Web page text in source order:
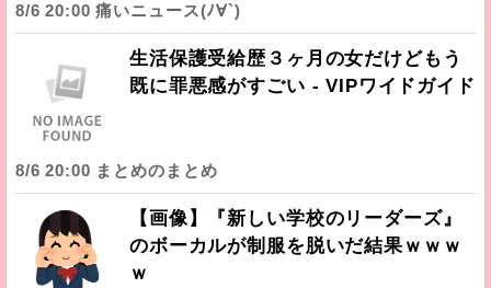
8/6 20:00 痛いニュース(ﾉ∀`)
生活保護受給歴３ヶ月の女だけどもう
既に罪悪感がすごい - VIPワイドガイド
8/6 20:00 まとめのまとめ
【画像】『新しい学校のリーダーズ』
のボーカルが制服を脱いだ結果ｗｗｗ
ｗ